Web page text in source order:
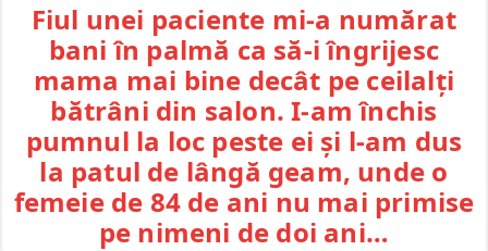
Fiul unei paciente mi-a numărat
bani în palmă ca să-i îngrijesc
mama mai bine decât pe ceilalți
bătrâni din salon. I-am închis
pumnul la loc peste ei și l-am dus
la patul de lângă geam, unde o
femeie de 84 de ani nu mai primise
pe nimeni de doi ani…